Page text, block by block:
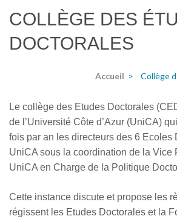
COLLÈGE DES
DOCTORALES
Accueil > Collège
Le collège des Etudes Doctorales
de l’Université Côte d’Azur (UniCA)
fois par an les directeurs des 6 Ecoles
UniCA sous la coordination de la Vice
UniCA en Charge de la Politique
Cette instance discute et propose les
régissent les Etudes Doctorales et la